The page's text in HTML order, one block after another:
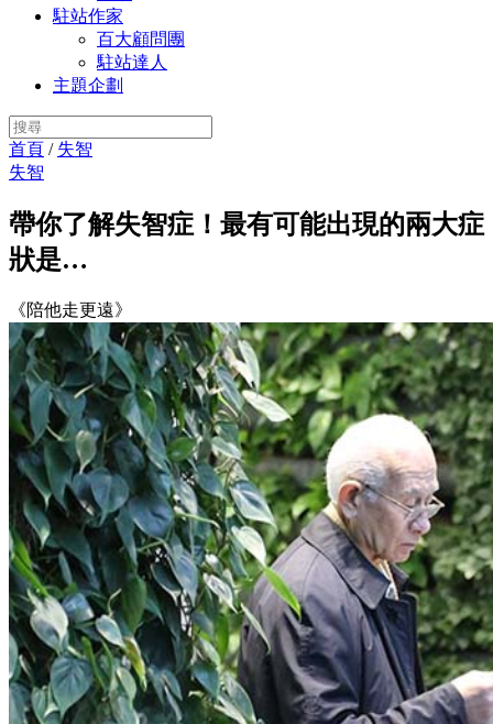
駐站作家
百大顧問團
駐站達人
主題企劃
首頁 / 失智
失智
帶你了解失智症！最有可能出現的兩大症
狀是…
《陪他走更遠》